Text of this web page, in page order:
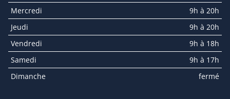
Mercredi
9h à 20h
Jeudi
9h à 20h
Vendredi
9h à 18h
Samedi
9h à 17h
Dimanche
fermé